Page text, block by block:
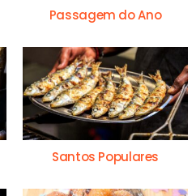
Passagem do Ano
Santos Populares